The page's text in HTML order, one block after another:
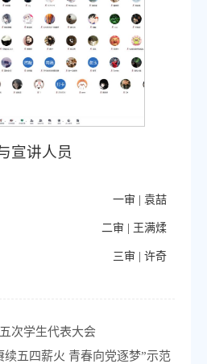
宣讲人员
一审 | 袁喆
二审 | 王满煣
三审 | 许奇
次学生代表大会
续五四薪火 青春向党逐梦”示范